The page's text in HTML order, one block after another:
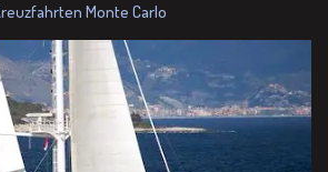
Monte Carlo